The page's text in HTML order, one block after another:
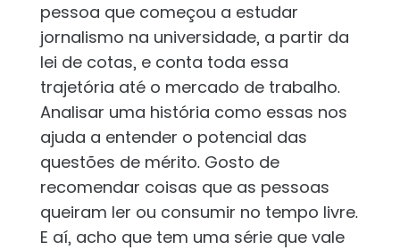
pessoa que começou a estudar
jornalismo na universidade, a partir da
lei de cotas, e conta toda essa
trajetória até o mercado de trabalho.
Analisar uma história como essas nos
ajuda a entender o potencial das
questões de mérito. Gosto de
recomendar coisas que as pessoas
queiram ler ou consumir no tempo livre.
E aí, acho que tem uma série que vale